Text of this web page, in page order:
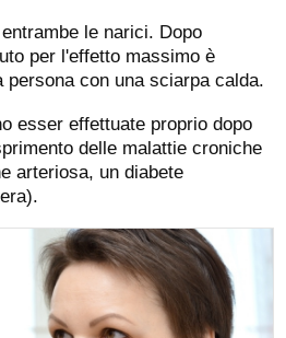
le narici. Dopo
per l'effetto massimo è
con una sciarpa calda.
esser effettuate proprio dopo
delle malattie croniche
arteriosa, un diabete